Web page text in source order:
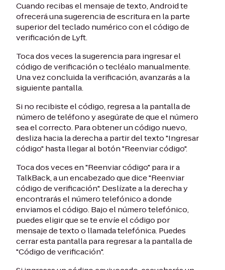
Cuando recibas el mensaje de texto, Android te
ofrecerá una sugerencia de escritura en la parte
superior del teclado numérico con el código de
verificación de Lyft.
Toca dos veces la sugerencia para ingresar el
código de verificación o tecléalo manualmente.
Una vez concluida la verificación, avanzarás a la
siguiente pantalla.
Si no recibiste el código, regresa a la pantalla de
número de teléfono y asegúrate de que el número
sea el correcto. Para obtener un código nuevo,
desliza hacia la derecha a partir del texto "Ingresar
código" hasta llegar al botón "Reenviar código".
Toca dos veces en "Reenviar código" para ir a
TalkBack, a un encabezado que dice "Reenviar
código de verificación". Deslízate a la derecha y
encontrarás el número telefónico a donde
enviamos el código. Bajo el número telefónico,
puedes eligir que se te envíe el código por
mensaje de texto o llamada telefónica. Puedes
cerrar esta pantalla para regresar a la pantalla de
"Código de verificación".